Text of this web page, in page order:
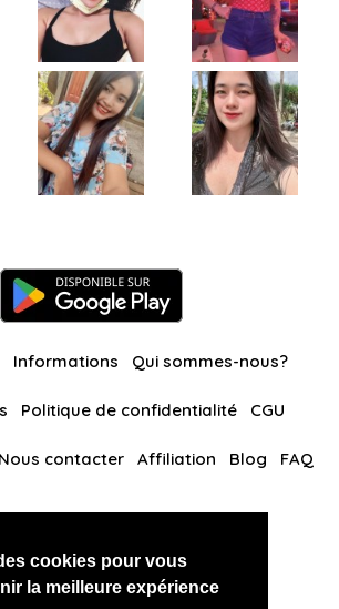
cookies pour vous
la meilleure expérience
Informations Qui sommes-nous?
Politique de confidentialité CGU
Nous contacter Affiliation Blog FAQ
RussianKisses